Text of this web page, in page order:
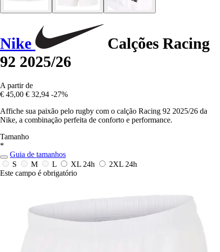
Nike
Calções Racing
92 2025/26
A partir de
€ 45,00 € 32,94 -27%
Affiche sua paixão pelo rugby com o calção Racing 92 2025/26 da
Nike, a combinação perfeita de conforto e performance.
Tamanho
*
Guia de tamanhos
S
M L XL 24h 2XL 24h
Este campo é obrigatório